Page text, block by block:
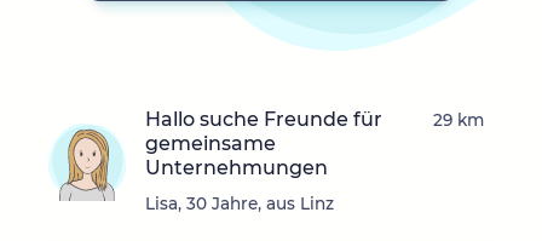
Hallo suche Freunde für
gemeinsame
Unternehmungen
Lisa, 30 Jahre, aus Linz
29 km